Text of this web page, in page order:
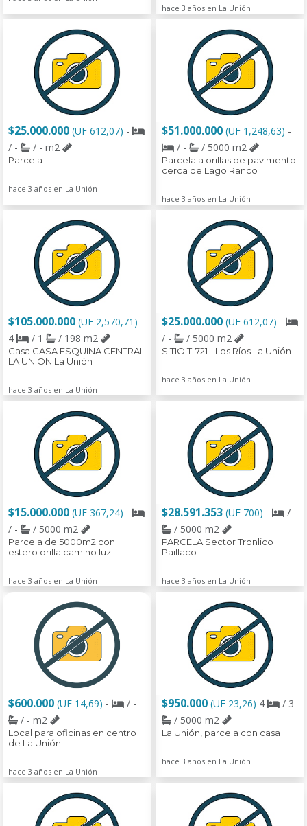
hace 3 años en La Unión
$25.000.000 (UF 612,07) -
/ -
/ - m2
Parcela
hace 3 años en La Unión
$51.000.000 (UF 1,248,63) -
/ -
/ 5000 m2
Parcela a orillas de pavimento
cerca de Lago Ranco
hace 3 años en La Unión
$105.000.000 (UF 2,570,71)
4
/ 1 / 198 m2
Casa CASA ESQUINA CENTRAL
LA UNION La Unión
hace 3 años en La Unión
$25.000.000 (UF 612,07) -
/ -
/ 5000 m2
SITIO T-721 - Los Ríos La Unión
hace 3 años en La Unión
$15.000.000 (UF 367,24) -
/ -
/ 5000 m2
Parcela de 5000m2 con
estero orilla camino luz
hace 3 años en La Unión
$28.591.353 (UF 700) -
/ -
/ 5000 m2
PARCELA Sector Tronlico
Paillaco
hace 3 años en La Unión
$600.000 (UF 14,69) -
/ -
/ - m2
Local para oficinas en centro
de La Unión
hace 3 años en La Unión
$950.000 (UF 23,26) 4
/ 3
/ 5000 m2
La Unión, parcela con casa
hace 3 años en La Unión